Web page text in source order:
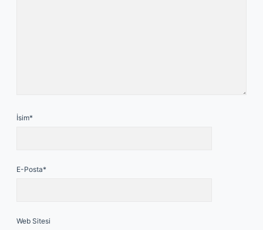
İsim*
E-Posta*
Web Sitesi